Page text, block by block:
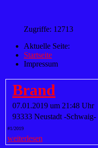
Zugriffe: 12713
Aktuelle Seite:
Startseite
Impressum
Brand
07.01.2019 um 21:48 Uhr
93333 Neustadt -Schwaig-
#1/2019
weiterlesen